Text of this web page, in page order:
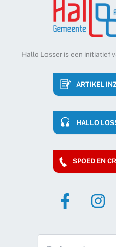
Hallo Losser is een initiatief
ARTIKEL
HALLO
SPOED EN